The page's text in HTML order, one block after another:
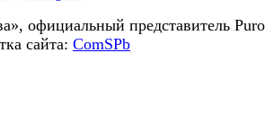
официальный представитель
сайта: ComSPb